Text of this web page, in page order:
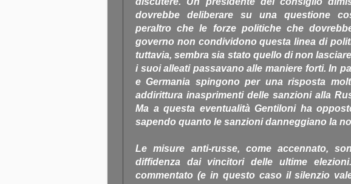
dovrebbe deliberare su una questione
peraltro che le forze politiche che
governo non condividono questa linea di
tuttavia, sembra sia stato quello di non
i suoi alleati passavano alle maniere forti. In
e Germania spingono per una risposta
addirittura inasprimenti delle sanzioni alla
Ma a questa eventualità Gentiloni ha
sapendo quanto le sanzioni danneggiano la
Le misure anti-russe, come accennato,
diffidenza dai vincitori delle ultime
commentato (e in questo caso il silenzio